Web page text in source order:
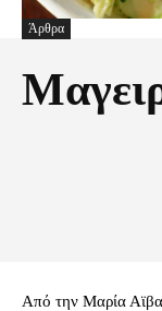
Άρθρα
Από την Μαρία